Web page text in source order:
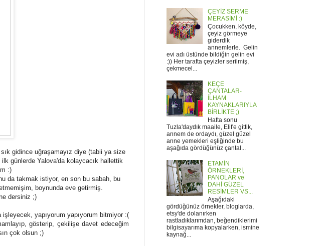
gidince uğraşamayız diye (tabii ya size
günlerde Yalova'da kolaycacık hallettik
:)
da takmak istiyor, en son bu sabah, bu
boynunda eve getirmiş.
dersiniz ;)
yapıyorum yapıyorum bitmiyor :(
gösterip, çekilişe davet edeceğim
çok olsun ;)
ÇEYİZ SERME
MERASİMİ :)
Çocukken, köyde,
çeyiz görmeye
giderdik
annemlerle. Gelin
evi adı üstünde bildiğin gelin evi
:)) Her tarafta çeyizler serilmiş,
çekmecel...
KEÇE
ÇANTALAR-
İLHAM
KAYNAKLARIYLA
BİRLİKTE ;)
Hafta sonu
Tuzla'daydık maaile, Elif'e gittik,
annem de ordaydı, güzel güzel
anne yemekleri eşliğinde bu
aşağıda gördüğünüz çantal...
ETAMİN
ÖRNEKLERİ,
PANOLAR ve
DAHİ GÜZEL
RESİMLER VS...
Aşağıdaki
gördüğünüz örnekler, bloglarda,
etsy'de dolanırken
rastladıklarımdan, beğendiklerimi
bilgisayarıma kopyalarken, ismine
kaynağ...